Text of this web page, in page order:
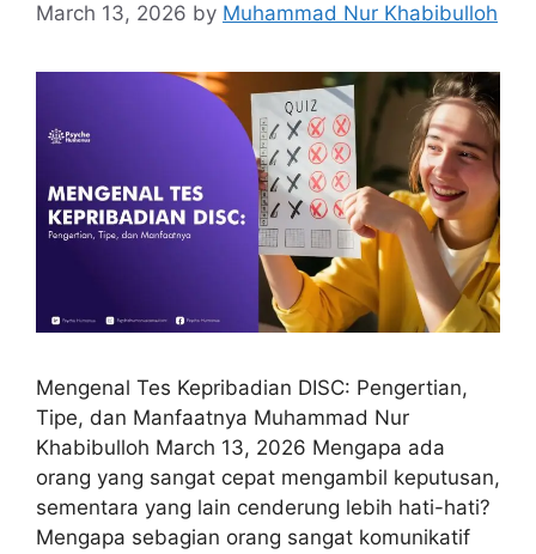
March 13, 2026 by Muhammad Nur Khabibulloh
Mengenal Tes Kepribadian DISC: Pengertian,
Tipe, dan Manfaatnya Muhammad Nur
Khabibulloh March 13, 2026 Mengapa ada
orang yang sangat cepat mengambil keputusan,
sementara yang lain cenderung lebih hati-hati?
Mengapa sebagian orang sangat komunikatif